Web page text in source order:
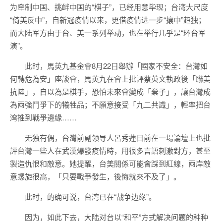
为牵制中国、挑衅中国的“棋子”，已经用意毕现；台湾大尺度
“倚美反中”，自新冠疫情以来，更借疫情进一步“攘中”趋独；
而大陆军方由于台、美一系列举动，也在举行几乎是“环台军
演”。
此时，馬英九基金會8月22日舉辦「國家不安全：台灣如
何轉危為安」座談會，馬英九在會上批評蔡英文執政後「聯美
抗陸」，自以為是棋手，恐怕未來會變成「棄子」，讓台灣成
為兩強鬥爭下的犧牲品；不願意接受「九二共識」，輕率把台
湾推到戰爭邊緣……
无独有偶，台灣前副领导人呂秀蓮日前在一場論壇上也批
評台灣一些人在武漢爆發疫情時，用很多言語刺激對方，甚至
製造仇恨和敵意。她提醒，台美關係可能會踩到紅線，兩岸敵
意螺旋很高，「只要戰爭發生，後悔就來不及了」。
此时，的确可说，台湾已在“战争边缘”。
因为，如此下去，大陆对台以“和平”方式解决问题的种种